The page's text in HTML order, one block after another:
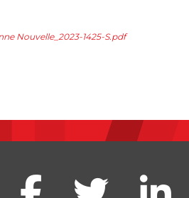
Nouvelle_2023-1425-S.pdf